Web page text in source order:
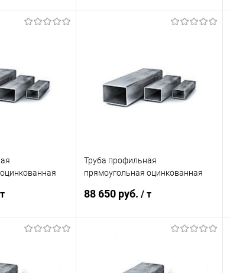
Под заказ
Купить в 1 клик
В избранное Под заказ
Труба профильная
прямоугольная оцинкованная
88 650 руб. / т